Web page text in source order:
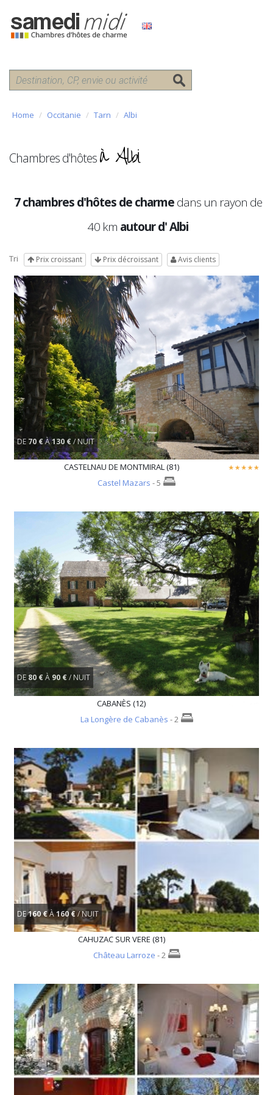
Home Occitanie Tarn Albi
Chambres d'hôtesà Albi
7 chambres d'hôtes de charmedans un rayon de
40 km autour d' Albi
Tri Prix croissant Prix décroissant Avis clients
DE 70 €À130 €/ NUIT
CASTELNAU DE MONTMIRAL (81)
Castel Mazars - 5
DE 80 €À 90 €/ NUIT
CABANÈS (12)
La Longère de Cabanès - 2
DE160 €À160 €/ NUIT
CAHUZAC SUR VERE (81)
Château Larroze - 2